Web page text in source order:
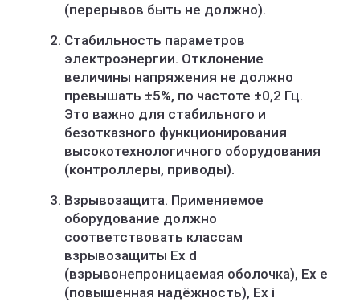
(перерывов быть не должно).
Стабильность параметров
электроэнергии. Отклонение
величины напряжения не должно
превышать ±5%, по частоте ±0,2 Гц.
Это важно для стабильного и
безотказного функционирования
высокотехнологичного оборудования
(контроллеры, приводы).
Взрывозащита. Применяемое
оборудование должно
соответствовать классам
взрывозащиты Ex d
(взрывонепроницаемая оболочка), Ex e
(повышенная надёжность), Ex i